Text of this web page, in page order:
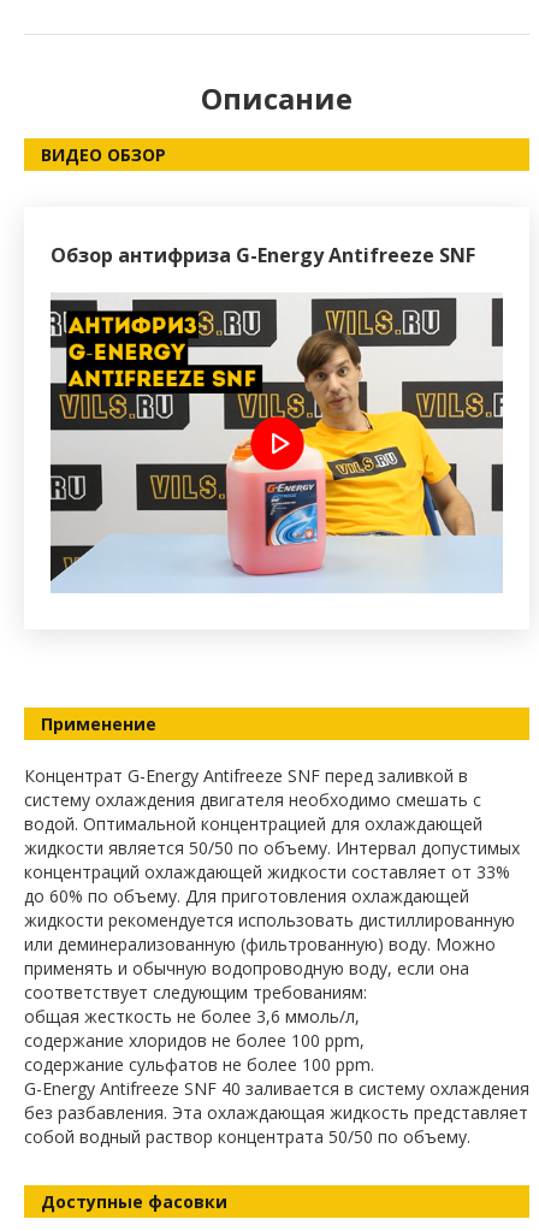
Описание
ВИДЕО ОБЗОР
Обзор антифриза G-Energy Antifreeze SNF
Применение
Концентрат G-Energy Antifreeze SNF перед заливкой в
систему охлаждения двигателя необходимо смешать с
водой. Оптимальной концентрацией для охлаждающей
жидкости является 50/50 по объему. Интервал допустимых
концентраций охлаждающей жидкости составляет от 33%
до 60% по объему. Для приготовления охлаждающей
жидкости рекомендуется использовать дистиллированную
или деминерализованную (фильтрованную) воду. Можно
применять и обычную водопроводную воду, если она
соответствует следующим требованиям:
общая жесткость не более 3,6 ммоль/л,
содержание хлоридов не более 100 ppm,
содержание сульфатов не более 100 ppm.
G-Energy Antifreeze SNF 40 заливается в систему охлаждения
без разбавления. Эта охлаждающая жидкость представляет
собой водный раствор концентрата 50/50 по объему.
Доступные фасовки